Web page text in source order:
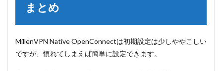
まとめ
MillenVPN Native OpenConnectは初期設定は少しややこしい
ですが、慣れてしまえば簡単に設定できます。